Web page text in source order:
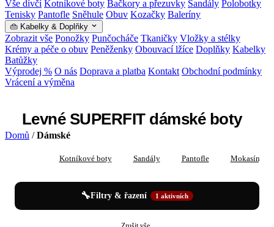
Vše dívčí Kotníkové boty Bačkory a přezuvky Sandály Polobotky
Tenisky Pantofle Sněhule Obuv Kozačky Baleríny
👜 Kabelky & Doplňky
Zobrazit vše Ponožky Punčocháče Tkaničky Vložky a stélky
Krémy a péče o obuv Peněženky Obouvací lžíce Doplňky Kabelky
Batůžky
Výprodej % O nás Doprava a platba Kontakt Obchodní podmínky
Vrácení a výměna
Levné SUPERFIT dámské boty
Domů / Dámské
Kotníkové boty Sandály Pantofle Mokasíny
🔧Filtry & řazení 1 aktivních